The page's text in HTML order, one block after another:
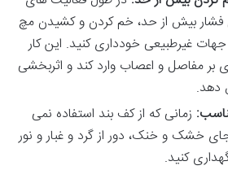
فشار بیش از حد، خم کردن و کشیدن مچ
غیرطبیعی خودداری کنید. این کار
بر مفاصل و اعصاب وارد کند و اثربخشی
دهد.
زمانی که از کف بند استفاده نمی
خشک و خنک، دور از گرد و غبار و نور
کنید.